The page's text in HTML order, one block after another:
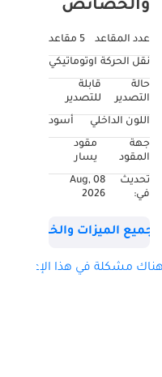
مستوردة.
والخصائص
عدد المقاعد
5 مقاعد
نقل الحركة اوتوماتيكي
حالة
التصدير
قابلة
للتصدير
اللون الداخلي
أسود
جهة
المقود
مقود
يسار
تحديث
في:
08 Aug,
2026
جميع الميزات والخصائص
مشكلة في هذا الإعلان؟